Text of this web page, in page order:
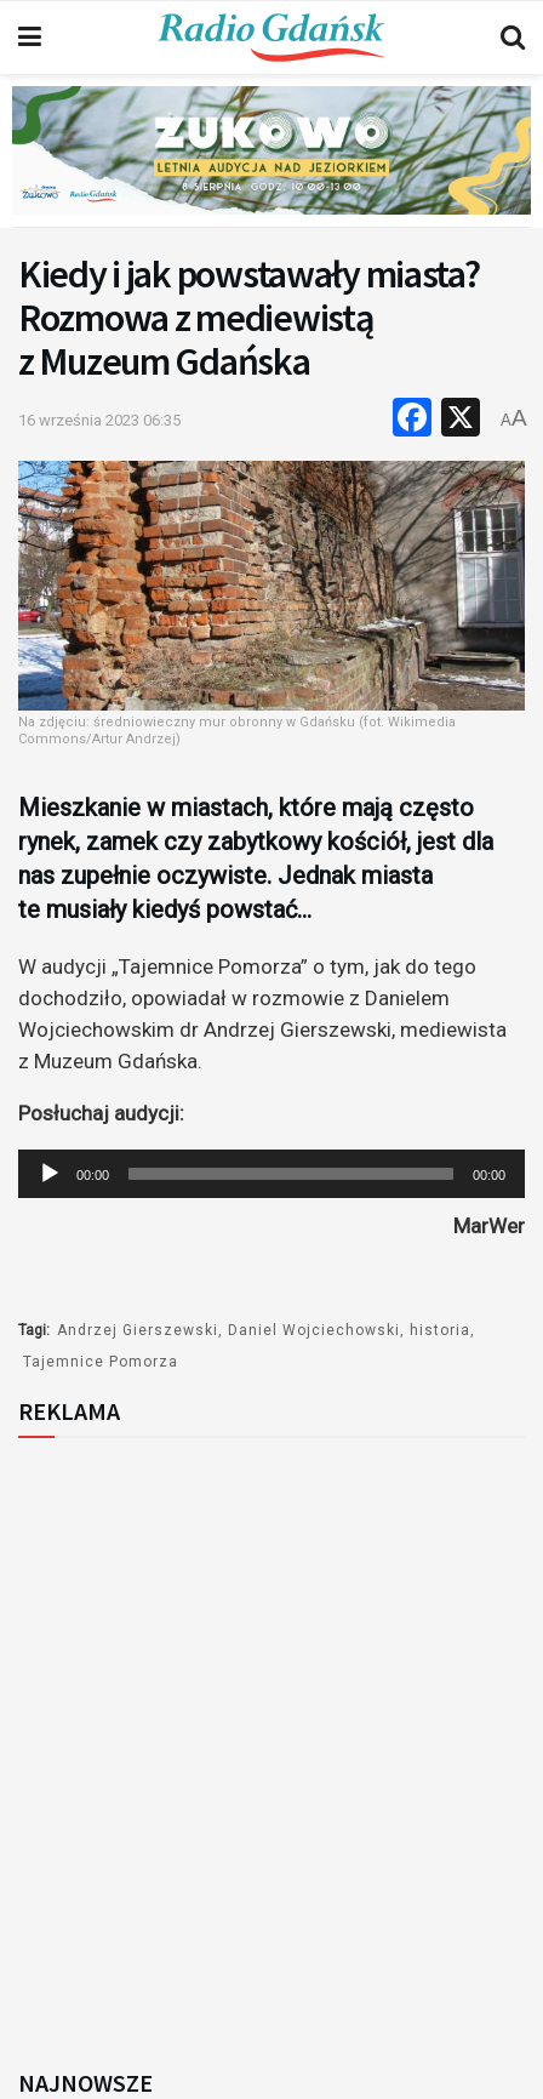
Kiedy i jak powstawały miasta?
Rozmowa z mediewistą
z Muzeum Gdańska
16 września 2023 06:35 X
AA
Na zdjęciu: średniowieczny mur obronny w Gdańsku (fot. Wikimedia
Commons/Artur Andrzej)
Mieszkanie w miastach, które mają często
rynek, zamek czy zabytkowy kościół, jest dla
nas zupełnie oczywiste. Jednak miasta
te musiały kiedyś powstać…
W audycji „Tajemnice Pomorza” o tym, jak do tego
dochodziło, opowiadał w rozmowie z Danielem
Wojciechowskim dr Andrzej Gierszewski, mediewista
z Muzeum Gdańska.
Posłuchaj audycji:
Odtwarzacz
plików
00:00 00:00
MarWer
Tagi: Andrzej Gierszewski Daniel Wojciechowski
historia
Tajemnice Pomorza
REKLAMA
NAJNOWSZE